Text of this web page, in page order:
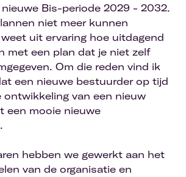
Bis-periode 2029 - 2032.
niet meer kunnen
uit ervaring hoe uitdagend
met een plan dat je niet zelf
Om die reden vind ik
een nieuwe bestuurder op tijd
ontwikkeling van een nieuw
een mooie nieuwe
hebben we gewerkt aan het
van de organisatie en